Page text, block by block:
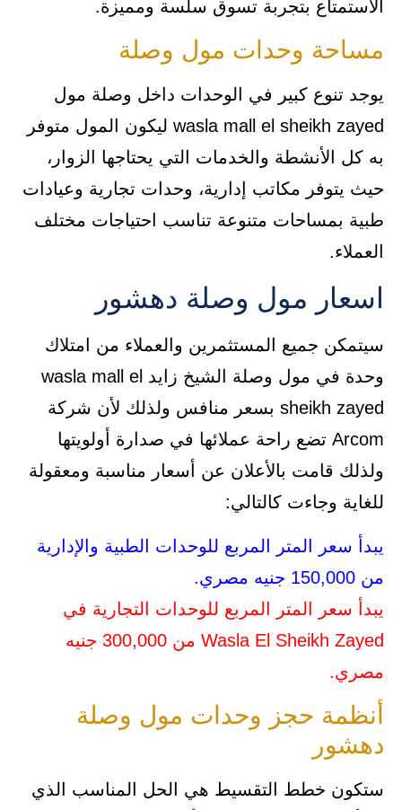
الاستمتاع بتجربة تسوق سلسة ومميزة.
مساحة وحدات مول وصلة
يوجد تنوع كبير في الوحدات داخل وصلة مول
wasla mall el sheikh zayed ليكون المول متوفر
به كل الأنشطة والخدمات التي يحتاجها الزوار،
حيث يتوفر مكاتب إدارية، وحدات تجارية وعيادات
طبية بمساحات متنوعة تناسب احتياجات مختلف
العملاء.
اسعار مول وصلة دهشور
سيتمكن جميع المستثمرين والعملاء من امتلاك
وحدة في مول وصلة الشيخ زايد wasla mall el
sheikh zayed بسعر منافس ولذلك لأن شركة
Arcom تضع راحة عملائها في صدارة أولويتها
ولذلك قامت بالأعلان عن أسعار مناسبة ومعقولة
للغاية وجاءت كالتالي:
يبدأ سعر المتر المربع للوحدات الطبية والإدارية
من 150,000 جنيه مصري.
يبدأ سعر المتر المربع للوحدات التجارية في
Wasla El Sheikh Zayed من 300,000 جنيه
مصري.
أنظمة حجز وحدات مول وصلة
دهشور
ستكون خطط التقسيط هي الحل المناسب الذي